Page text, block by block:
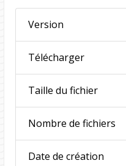
Version
Télécharger
Taille du fichier
Nombre de fichiers
Date de création